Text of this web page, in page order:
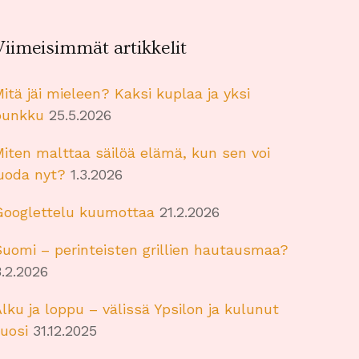
artikkelit
jäi mieleen? Kaksi kuplaa ja yksi
25.5.2026
malttaa säilöä elämä, kun sen voi
nyt? 1.3.2026
kuumottaa 21.2.2026
– perinteisten grillien hautausmaa?
ja loppu – välissä Ypsilon ja kulunut
31.12.2025